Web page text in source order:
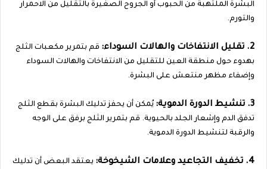
البشرة الملتهبة من الحبوب أو الجروح الصغيرة بالتقليل من الاحمرار
والتورم.
2. تقليل الانتفاخات والهالات السوداء:
قم بتمرير مكعبات الثلج
بهدوء حول منطقة العين للتقليل من الانتفاخات والهالات السوداء
وإضفاء مظهر منتعش على البشرة.
3. تنشيط الدورة الدموية:
يُمكن أن يحفز تدليك البشرة بقطع الثلج
تدفق الدم وإشعار الجلد بالحيوية. قم بتمرير الثلج برفق على الوجه
والرقبة لتنشيط الدورة الدموية.
4. تخفيف التجاعيد وعلامات الشيخوخة:
يعتقد البعض أن تدليك